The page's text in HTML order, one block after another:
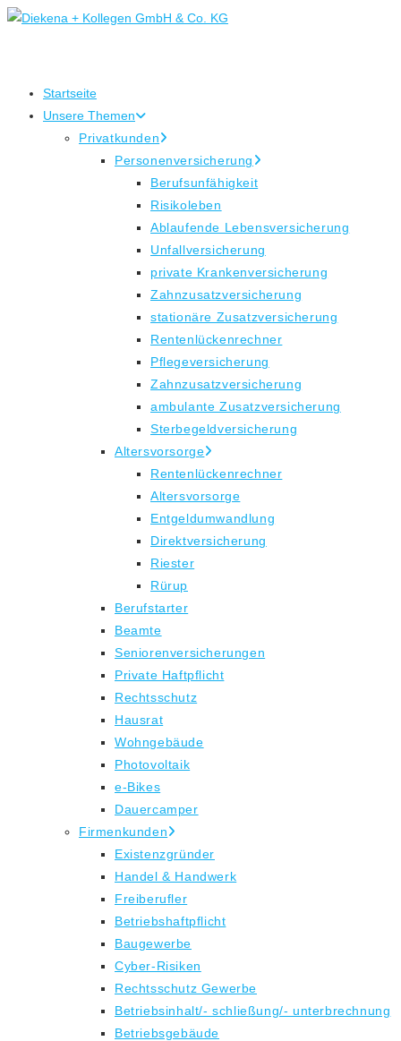
Zum
Startseite
Unsere Themen
Privatkunden
Personenversicherung
Berufsunfähigkeit
Risikoleben
Ablaufende Lebensversicherung
Unfallversicherung
private Krankenversicherung
Zahnzusatzversicherung
stationäre Zusatzversicherung
Rentenlückenrechner
Pflegeversicherung
Zahnzusatzversicherung
ambulante Zusatzversicherung
Sterbegeldversicherung
Altersvorsorge
Rentenlückenrechner
Altersvorsorge
Entgeldumwandlung
Direktversicherung
Riester
Rürup
Berufstarter
Beamte
Seniorenversicherungen
Private Haftpflicht
Rechtsschutz
Hausrat
Wohngebäude
Photovoltaik
e-Bikes
Dauercamper
Firmenkunden
Existenzgründer
Handel & Handwerk
Freiberufler
Betriebshaftpflicht
Baugewerbe
Cyber-Risiken
Rechtsschutz Gewerbe
Betriebsinhalt/- schließung/- unterbrechnung
Betriebsgebäude